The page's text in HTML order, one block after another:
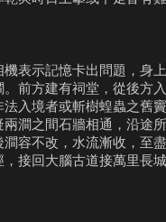
表示記憶卡出問題，身
前方建有祠堂，從後方
入境者或斬樹蝗蟲之舊
澗之間石牆相通，沿途
容不改，水流漸收，至
接回大腦古道接萬里長城